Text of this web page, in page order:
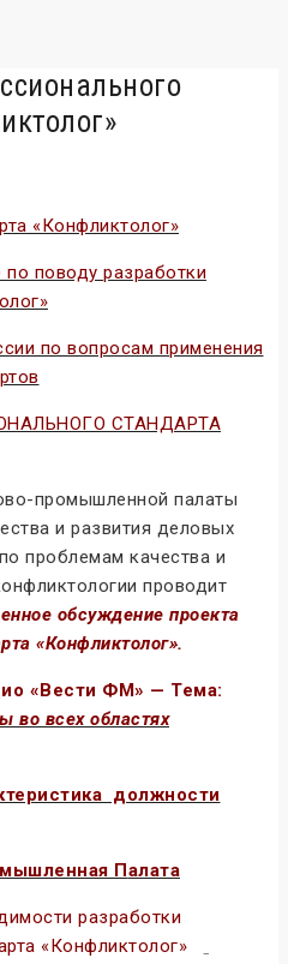
«Конфликтолог»
поводу разработки
по вопросам применения
СТАНДАРТА
промышленной палаты
и развития деловых
проблемам качества и
проводит
обсуждение проекта
«Конфликтолог».
«Вести ФМ» — Тема:
во всех областях
должности
Палата
разработки
«Конфликтолог»